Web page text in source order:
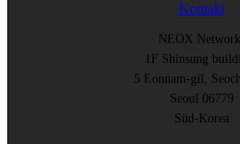
Kontakt
NEOX
1F Shinsung
5 Eonnam-gil,
Seoul 06779
Süd-Korea